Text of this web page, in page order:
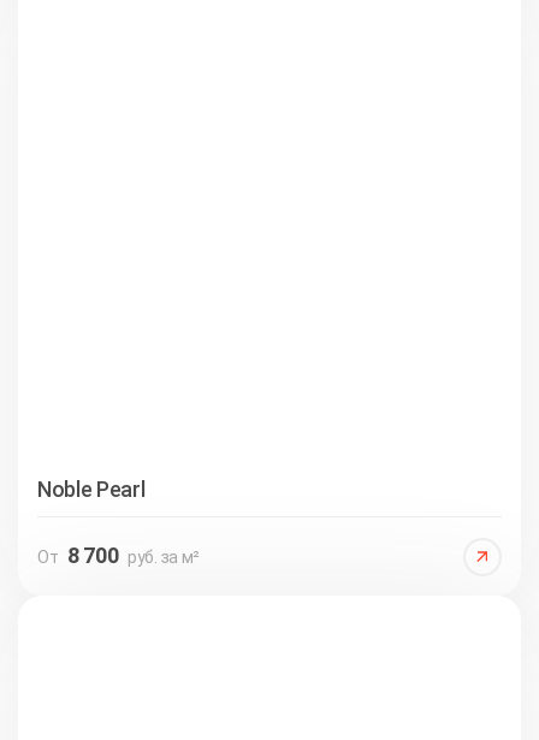
Noble Pearl
От 8 700 руб. за м²